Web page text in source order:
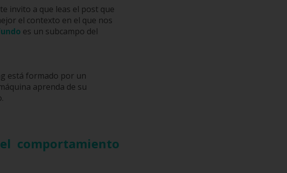
te invito a que leas el post que
el contexto en el que nos
es un subcampo del
está formado por un
aprenda de su
comportamiento